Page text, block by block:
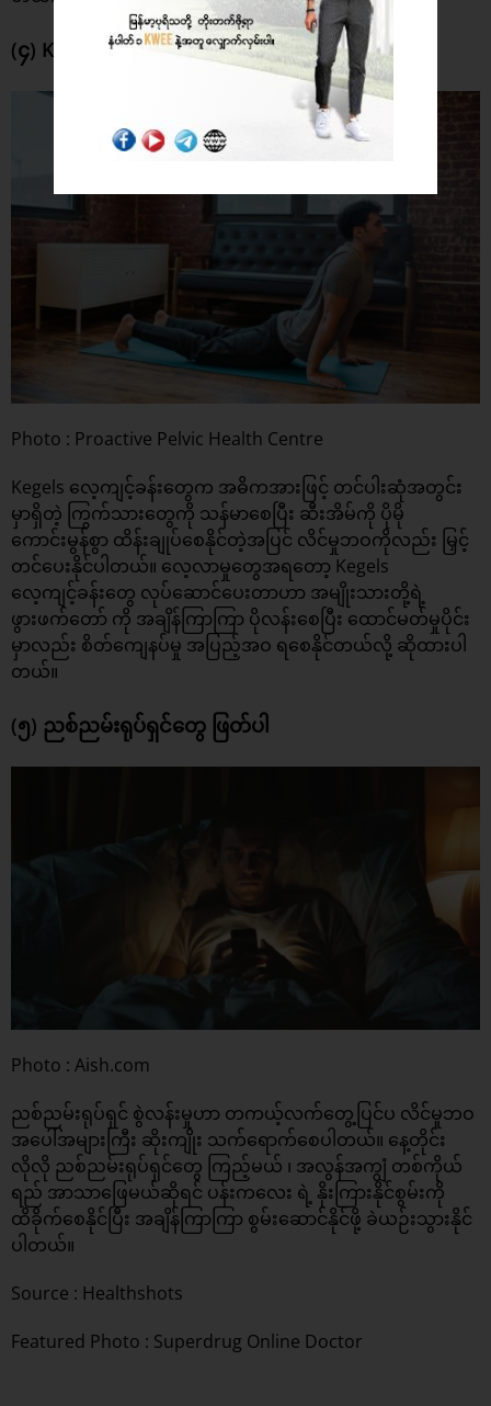
(၄) Kegels လေ့ကျင့်ခန်း အချို့လုပ်ပါ
Photo : Proactive Pelvic Health Centre
Kegels လေ့ကျင့်ခန်းတွေက အဓိကအားဖြင့် တင်ပါးဆုံအတွင်း
မှာရှိတဲ့ ကြွက်သားတွေကို သန်မာစေပြီး ဆီးအိမ်ကို ပိုမို
ကောင်းမွန်စွာ ထိန်းချုပ်စေနိုင်တဲ့အပြင် လိင်မှုဘဝကိုလည်း မြှင့်
တင်ပေးနိုင်ပါတယ်။ လေ့လာမှုတွေအရတော့ Kegels
လေ့ကျင့်ခန်းတွေ လုပ်ဆောင်ပေးတာဟာ အမျိုးသားတို့ရဲ့
ဖွားဖက်တော် ကို အချိန်ကြာကြာ ပိုလန်းစေပြီး ထောင်မတ်မှုပိုင်း
မှာလည်း စိတ်ကျေနပ်မှု အပြည့်အဝ ရစေနိုင်တယ်လို့ ဆိုထားပါ
တယ်။
(၅) ညစ်ညမ်းရုပ်ရှင်တွေ ဖြတ်ပါ
Photo : Aish.com
ညစ်ညမ်းရုပ်ရှင် စွဲလန်းမှုဟာ တကယ့်လက်တွေ့ပြင်ပ လိင်မှုဘဝ
အပေါ်အများကြီး ဆိုးကျိုး သက်ရောက်စေပါတယ်။ နေ့တိုင်း
လိုလို ညစ်ညမ်းရုပ်ရှင်တွေ ကြည့်မယ် ၊ အလွန်အကျွံ တစ်ကိုယ်
ရည် အာသာဖြေမယ်ဆိုရင် ပန်းကလေး ရဲ့ နိုးကြားနိုင်စွမ်းကို
ထိခိုက်စေနိုင်ပြီး အချိန်ကြာကြာ စွမ်းဆောင်နိုင်ဖို့ ခဲယဉ်းသွားနိုင်
ပါတယ်။
Source : Healthshots
Featured Photo : Superdrug Online Doctor